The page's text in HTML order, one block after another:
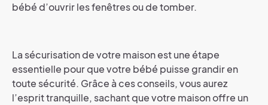
bébé d’ouvrir les fenêtres ou de tomber.
La sécurisation de votre maison est une étape
essentielle pour que votre bébé puisse grandir en
toute sécurité. Grâce à ces conseils, vous aurez
l’esprit tranquille, sachant que votre maison offre un